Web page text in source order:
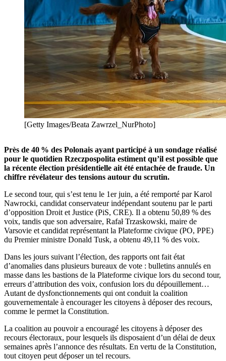
[Getty Images/Beata Zawrzel_NurPhoto]
Près de 40 % des Polonais ayant participé à un sondage réalisé
pour le quotidien Rzeczpospolita estiment qu’il est possible que
la récente élection présidentielle ait été entachée de fraude. Un
chiffre révélateur des tensions autour du scrutin.
Le second tour, qui s’est tenu le 1er juin, a été remporté par Karol
Nawrocki, candidat conservateur indépendant soutenu par le parti
d’opposition Droit et Justice (PiS, CRE). Il a obtenu 50,89 % des
voix, tandis que son adversaire, Rafał Trzaskowski, maire de
Varsovie et candidat représentant la Plateforme civique (PO, PPE)
du Premier ministre Donald Tusk, a obtenu 49,11 % des voix.
Dans les jours suivant l’élection, des rapports ont fait état
d’anomalies dans plusieurs bureaux de vote : bulletins annulés en
masse dans les bastions de la Plateforme civique lors du second tour,
erreurs d’attribution des voix, confusion lors du dépouillement…
Autant de dysfonctionnements qui ont conduit la coalition
gouvernementale à encourager les citoyens à déposer des recours,
comme le permet la Constitution.
La coalition au pouvoir a encouragé les citoyens à déposer des
recours électoraux, pour lesquels ils disposaient d’un délai de deux
semaines après l’annonce des résultats. En vertu de la Constitution,
tout citoyen peut déposer un tel recours.